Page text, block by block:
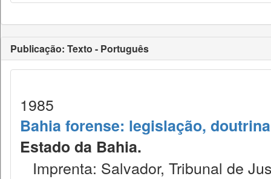
Publicação: Texto - Português
1985
Bahia forense: legislação,
Estado da Bahia.
Imprenta: Salvador, Tribunal de